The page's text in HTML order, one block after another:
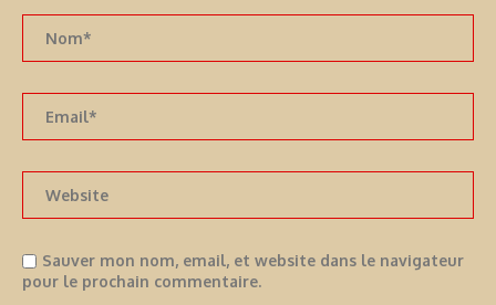
Sauver mon nom, email, et website dans le navigateur
pour le prochain commentaire.